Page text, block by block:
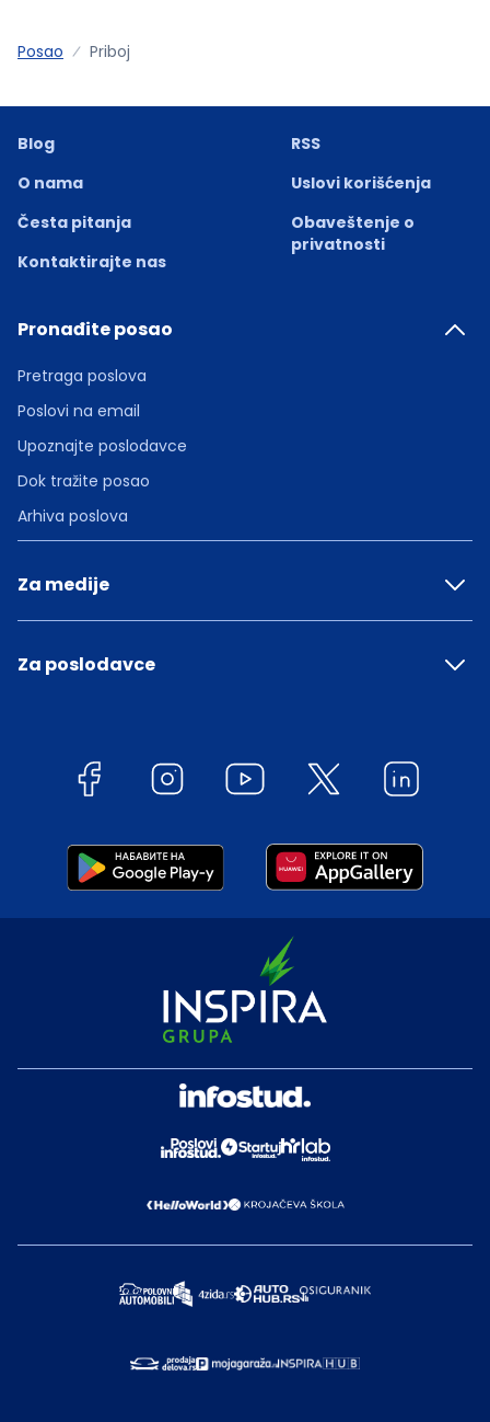
Posao Priboj
Blog
O nama
Česta pitanja
Kontaktirajte nas
RSS
Uslovi korišćenja
Obaveštenje o
privatnosti
Pronađite posao
Pretraga poslova
Poslovi na email
Upoznajte poslodavce
Dok tražite posao
Arhiva poslova
Za medije
Za poslodavce